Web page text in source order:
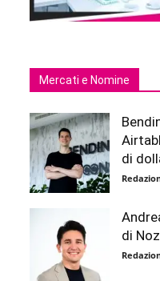
Mercati e Nomine
di
di